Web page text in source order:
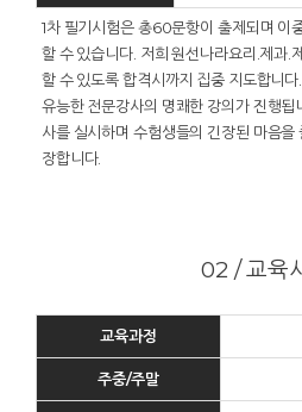
1차 필기시험은 총60문항이 출제되며 이
할 수 있습니다. 저희 원선나라요리.제과.
할 수 있도록 합격시까지 집중 지도합니
유능한 전문강사의 명쾌한 강의가 진행됩
사를 실시하며 수험생들의 긴장된 마음
장합니다.
02 / 교육
교육과정
주중/주말